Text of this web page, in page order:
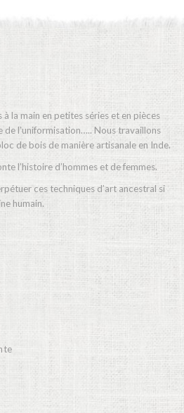
la main en petites séries et en pièces
de l’uniformisation….. Nous travaillons
de bois de manière artisanale en Inde.
l’histoire d’hommes et de femmes.
ces techniques d’art ancestral si
humain.